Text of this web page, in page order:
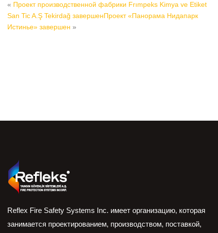
« Проект производственной фабрики Frımpeks Kimya ve Etiket
San Tic A.Ş Tekirdağ завершенПроект «Панорама Нидапарк
Истинье» завершен »
Reflex Fire Safety Systems Inc. имеет организацию, которая
занимается проектированием, производством, поставкой,